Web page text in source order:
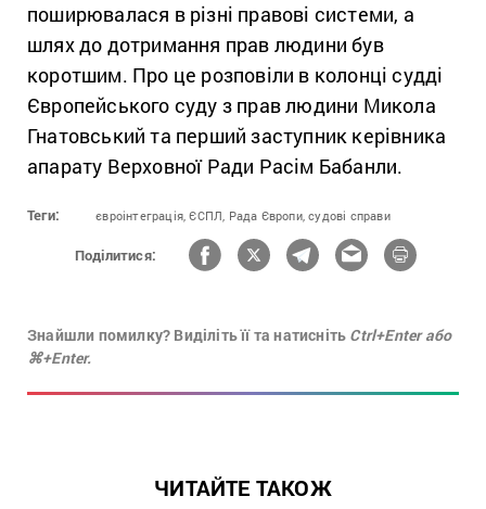
поширювалася в різні правові системи, а
шлях до дотримання прав людини був
коротшим. Про це розповіли в колонці судді
Європейського суду з прав людини Микола
Гнатовський та перший заступник керівника
апарату Верховної Ради Расім Бабанли.
Теги: євроінтеграція, ЄСПЛ, Рада Європи, судові справи
Поділитися:
Знайшли помилку? Виділіть її та натисніть Ctrl+Enter або
⌘+Enter.
ЧИТАЙТЕ ТАКОЖ